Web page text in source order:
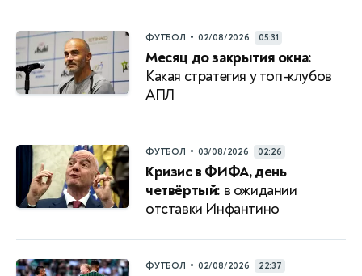
ФУТБОЛ • 02/08/2026 05:31
Месяц до закрытия окна:
Какая стратегия у топ-клубов
АПЛ
ФУТБОЛ • 03/08/2026 02:26
Кризис в ФИФА, день
четвёртый: в ожидании
отставки Инфантино
ФУТБОЛ • 02/08/2026 22:37